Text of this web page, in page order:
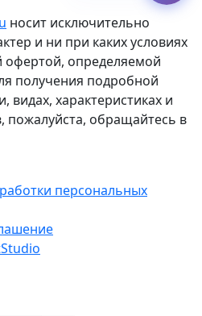
носит исключительно
и ни при каких условиях
офертой, определяемой
получения подробной
характеристиках и
пожалуйста, обращайтесь в
персональных